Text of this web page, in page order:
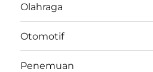
Olahraga
Otomotif
Penemuan